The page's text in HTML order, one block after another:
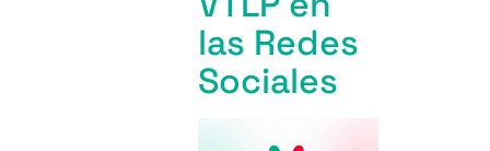
las Redes
Sociales